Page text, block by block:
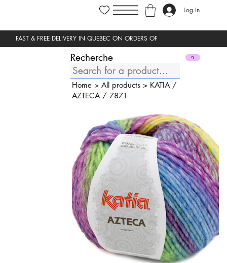
Log In
Recherche
Home> All products> KATIA /
AZTECA / 7871